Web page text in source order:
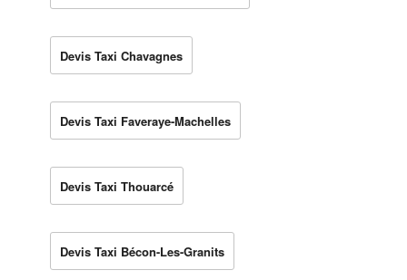
Devis Taxi Chavagnes
Devis Taxi Faveraye-Machelles
Devis Taxi Thouarcé
Devis Taxi Bécon-Les-Granits